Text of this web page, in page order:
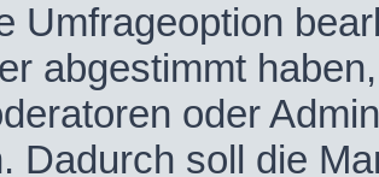
Umfrageoption
abgestimmt
oder
Dadurch soll die